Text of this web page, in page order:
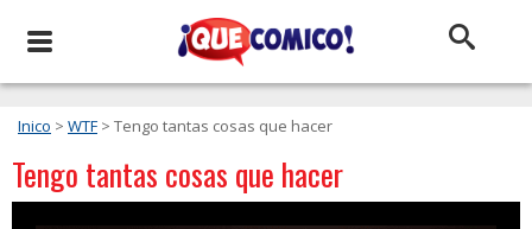
Inico > WTF > Tengo tantas cosas que hacer
Tengo tantas cosas que hacer